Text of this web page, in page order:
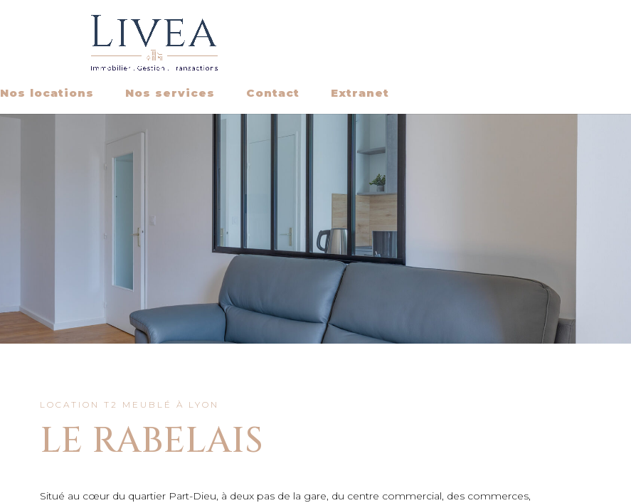
Nos locations Nos services Contact Extranet
LOCATION T2 MEUBLÉ À LYON
LE RABELAIS
Situé au cœur du quartier Part-Dieu, à deux pas de la gare, du centre commercial, des commerces,